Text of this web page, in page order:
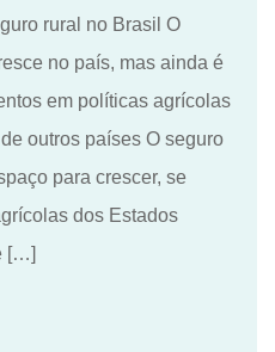
rural no Brasil O
no país, mas ainda é
em políticas agrícolas
outros países O seguro
para crescer, se
dos Estados
[…]